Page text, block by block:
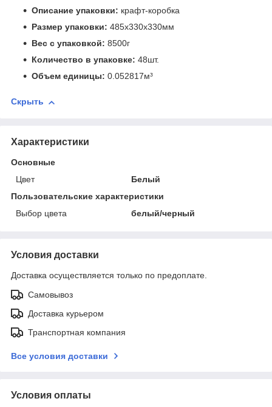
Описание упаковки: крафт-коробка
Размер упаковки: 485x330x330мм
Вес с упаковкой: 8500г
Количество в упаковке: 48шт.
Объем единицы: 0.052817м³
Скрыть
Характеристики
Основные
Цвет
Белый
Пользовательские характеристики
Выбор цвета
белый/черный
Условия доставки
Доставка осуществляется только по предоплате.
Самовывоз
Доставка курьером
Транспортная компания
Все условия доставки
Условия оплаты